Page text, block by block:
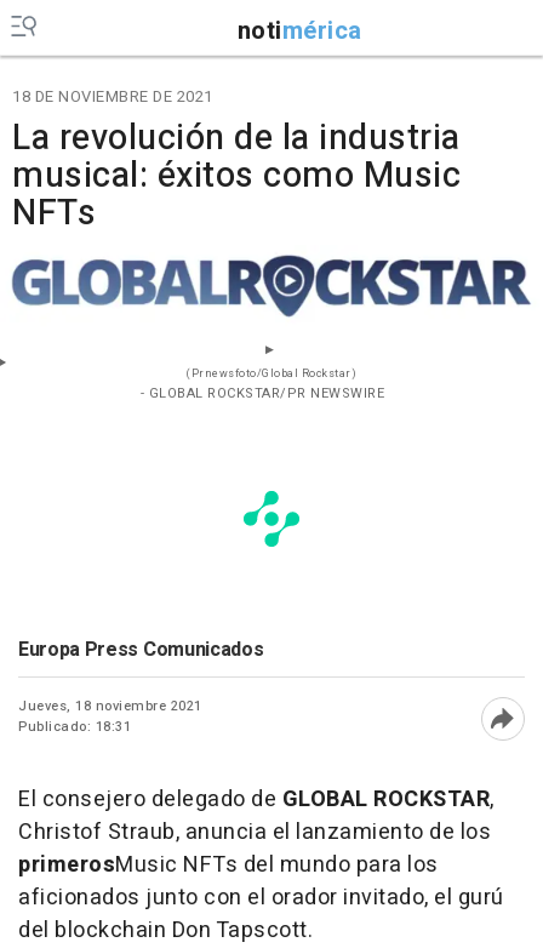
notimérica
18 DE NOVIEMBRE DE 2021
La revolución de la industria
musical: éxitos como Music
NFTs
(Prnewsfoto/Global Rockstar)
- GLOBAL ROCKSTAR/PR NEWSWIRE
Europa Press Comunicados
Jueves, 18 noviembre 2021
Publicado: 18:31
El consejero delegado de GLOBAL ROCKSTAR,
Christof Straub, anuncia el lanzamiento de los
primerosMusic NFTs del mundo para los
aficionados junto con el orador invitado, el gurú
del blockchain Don Tapscott.